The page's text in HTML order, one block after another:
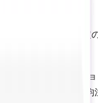
イブチャットは、特定
すべてのインタラクシ
必要がある場合（平均